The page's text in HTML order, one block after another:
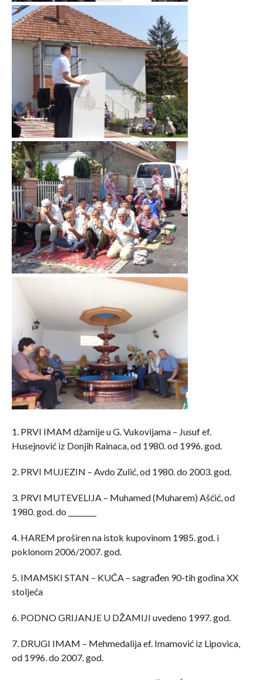
1. PRVI IMAM džamije u G. Vukovijama – Jusuf ef.
Husejnović iz Donjih Rainaca, od 1980. od 1996. god.
2. PRVI MUJEZIN – Avdo Zulić, od 1980. do 2003. god.
3. PRVI MUTEVELIJA – Muhamed (Muharem) Ašćić, od
1980. god. do ________
4. HAREM proširen na istok kupovinom 1985. god. i
poklonom 2006/2007. god.
5. IMAMSKI STAN – KUĆA – sagrađen 90-tih godina XX
stoljeća
6. PODNO GRIJANJE U DŽAMIJI uvedeno 1997. god.
7. DRUGI IMAM – Mehmedalija ef. Imamović iz Lipovica,
od 1996. do 2007. god.